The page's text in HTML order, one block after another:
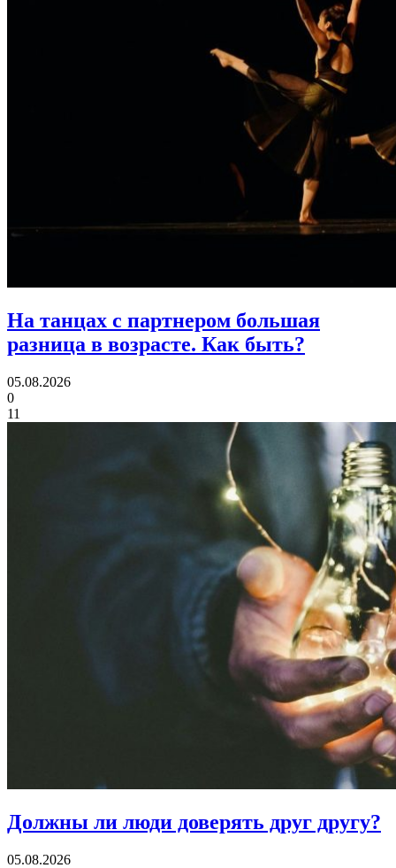
На танцах с партнером большая
разница в возрасте. Как быть?
05.08.2026
0
11
Должны ли люди доверять друг другу?
05.08.2026